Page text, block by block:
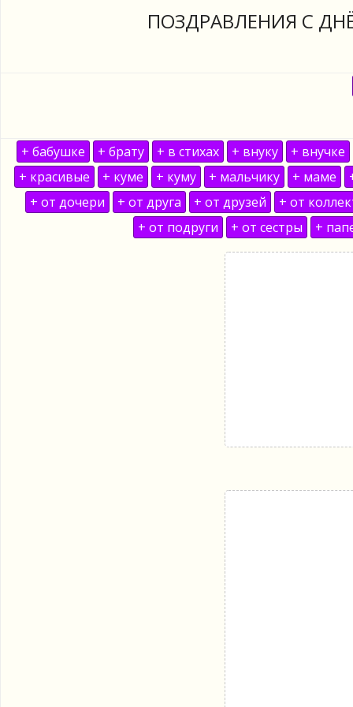
ПОЗДРАВЛЕНИЯ С
+ бабушке + брату + в стихах + внуку
+ внучке
+ красивые
+ куме + куму + мальчику + маме
+ от дочери
+ от друга + от друзей
+ от
+ от подруги
+ от сестры +